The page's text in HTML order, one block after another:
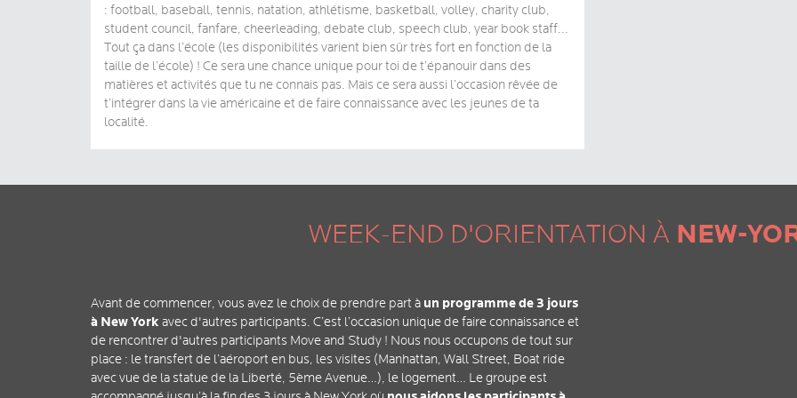
: football, baseball, tennis, natation, athlétisme, basketball, volley, charity club,
student council, fanfare, cheerleading, debate club, speech club, year book staff...
Tout ça dans l’école (les disponibilités varient bien sûr très fort en fonction de la
taille de l’école) ! Ce sera une chance unique pour toi de t’épanouir dans des
matières et activités que tu ne connais pas. Mais ce sera aussi l’occasion rêvée de
t’intégrer dans la vie américaine et de faire connaissance avec les jeunes de ta
localité.
WEEK-END D'ORIENTATION À NEW-
Avant de commencer, vous avez le choix de prendre part à un programme de 3 jours
à New York avec d'autres participants. C’est l’occasion unique de faire connaissance et
de rencontrer d'autres participants Move and Study ! Nous nous occupons de tout sur
place : le transfert de l’aéroport en bus, les visites (Manhattan, Wall Street, Boat ride
avec vue de la statue de la Liberté, 5ème Avenue…), le logement… Le groupe est